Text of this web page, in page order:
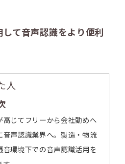
て音声認識をより便利
人
高じてフリーから会社勤めへ
音声認識業界へ。製造・物流
音環境下での音声認識活用を